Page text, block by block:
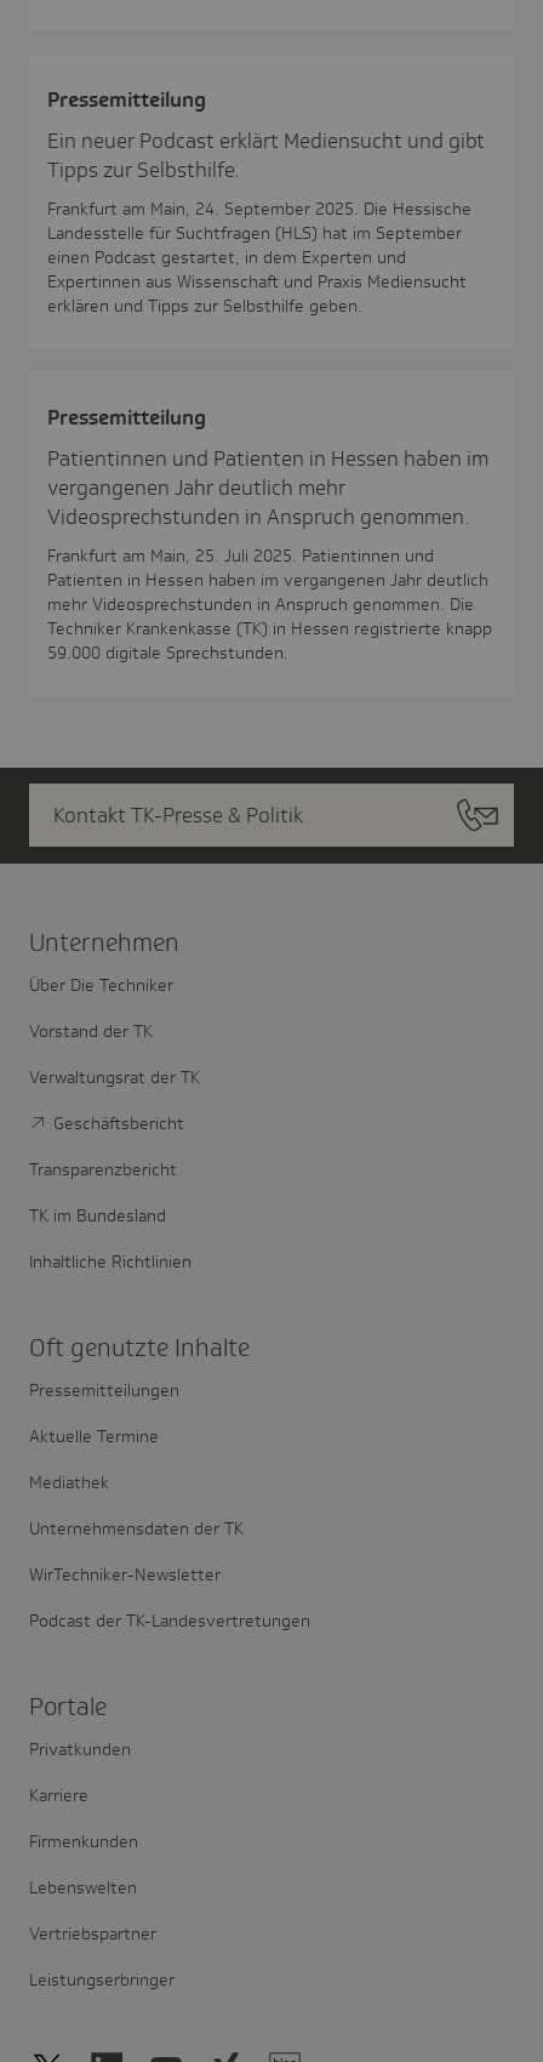
Pres­se­mit­tei­lung
Ein neuer Podcast erklärt Mediensucht und gibt
Tipps zur Selbsthilfe.
Frankfurt am Main, 24. September 2025. Die Hessische
Landesstelle für Suchtfragen (HLS) hat im September
einen Podcast gestartet, in dem Experten und
Expertinnen aus Wissenschaft und Praxis Mediensucht
erklären und Tipps zur Selbsthilfe geben.
Pres­se­mit­tei­lung
Patientinnen und Patienten in Hessen haben im
vergangenen Jahr deutlich mehr
Videosprechstunden in Anspruch genommen.
Frankfurt am Main, 25. Juli 2025. Patientinnen und
Patienten in Hessen haben im vergangenen Jahr deutlich
mehr Videosprechstunden in Anspruch genommen. Die
Techniker Krankenkasse (TK) in Hessen registrierte knapp
59.000 digitale Sprechstunden.
Kontakt TK-Presse & Politik
Unter­nehmen
Über Die Techniker
Vorstand der TK
Verwaltungsrat der TK
Geschäftsbericht
Transparenzbericht
TK im Bundesland
Inhaltliche Richtlinien
Oft genutzte Inhalte
Pressemitteilungen
Aktuelle Termine
Mediathek
Unternehmensdaten der TK
WirTechniker-Newsletter
Podcast der TK-Landesvertretungen
Portale
Privatkunden
Karriere
Firmenkunden
Lebenswelten
Vertriebspartner
Leistungserbringer